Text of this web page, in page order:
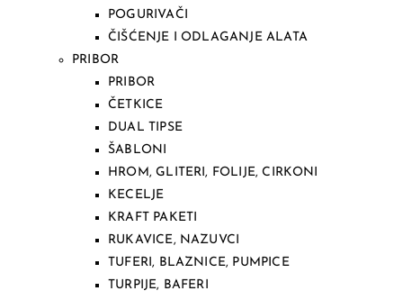
POGURIVAČI
ČIŠĆENJE I ODLAGANJE ALATA
PRIBOR
PRIBOR
ČETKICE
DUAL TIPSE
ŠABLONI
HROM, GLITERI, FOLIJE, CIRKONI
KECELJE
KRAFT PAKETI
RUKAVICE, NAZUVCI
TUFERI, BLAZNICE, PUMPICE
TURPIJE, BAFERI